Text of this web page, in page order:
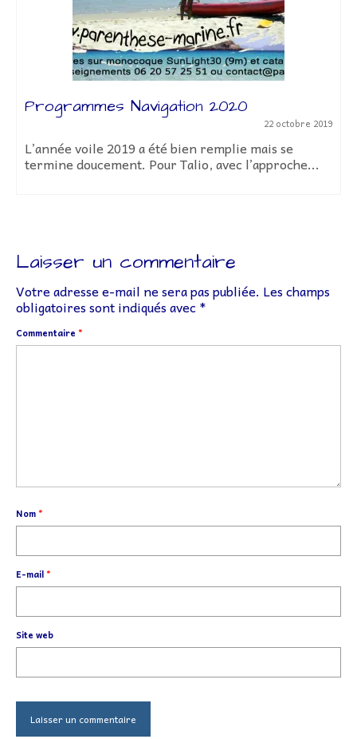
Programmes Navigation 2020
22 octobre 2019
L’année voile 2019 a été bien remplie mais se
termine doucement. Pour Talio, avec l’approche...
Laisser un commentaire
Votre adresse e-mail ne sera pas publiée. Les champs
obligatoires sont indiqués avec *
Commentaire *
Nom*
E-mail*
Site web